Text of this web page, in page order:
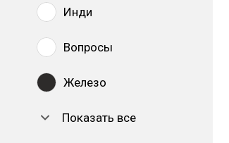
Инди
Вопросы
Железо
Показать все